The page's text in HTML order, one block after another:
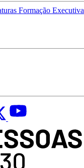
Formação Executiva